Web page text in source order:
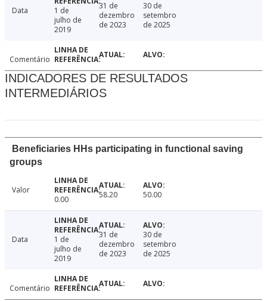
Data
1 de
julho de
2019
31 de
dezembro
de 2023
30 de
setembro
de 2025
Comentário
INDICADORES DE RESULTADOS
INTERMEDIÁRIOS
Beneficiaries HHs participating in functional saving
groups
Valor
0.00
58.20 50.00
Data
1 de
julho de
2019
31 de
dezembro
de 2023
30 de
setembro
de 2025
Comentário